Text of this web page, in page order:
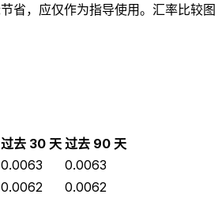
省，应仅作为指导使用。汇率比较图
过去 30 天 过去 90 天
0.0063
0.0063
0.0062
0.0062